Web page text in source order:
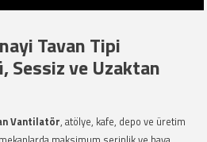
Tavan Tipi
Sessiz ve Uzaktan
Vantilatör, atölye, kafe, depo ve üretim